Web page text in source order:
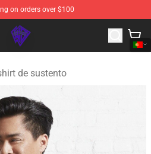
on orders over $100
Official WhistlinDiesel
de sustento